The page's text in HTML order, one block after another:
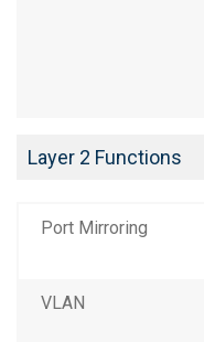
Layer 2 Functions
Port Mirroring
VLAN